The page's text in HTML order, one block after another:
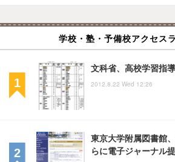
学校・塾・予備校アクセス
文科省、高校学習指
2012.8.22 Wed 12:26
東京大学附属図書館
らに電子ジャーナル